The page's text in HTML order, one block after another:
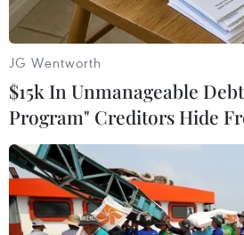
Các cựu Tổng thống
một vụ án mới
JG Wentworth
$15k In Unmanageable
Program" Creditors Hide